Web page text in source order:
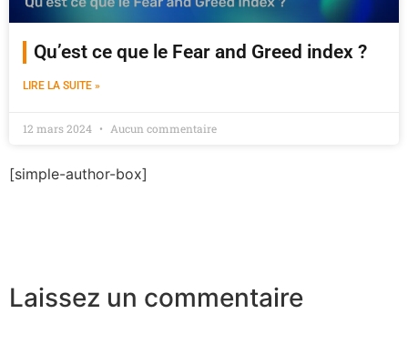
Qu’est ce que le Fear and Greed index ?
LIRE LA SUITE »
12 mars 2024 Aucun commentaire
[simple-author-box]
Laissez un commentaire